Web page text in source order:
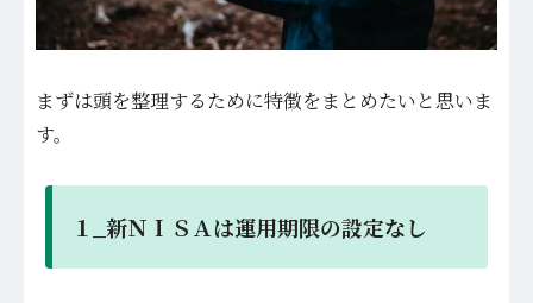
まずは頭を整理するために特徴をまとめたいと思いま
す。
１_新ＮＩＳＡは運用期限の設定なし